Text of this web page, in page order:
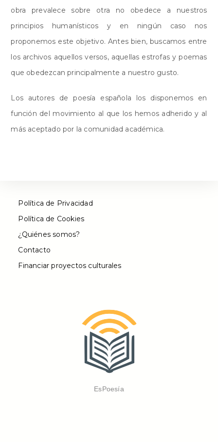
obra prevalece sobre otra no obedece a nuestros
principios humanísticos y en ningún caso nos
proponemos este objetivo. Antes bien, buscamos entre
los archivos aquellos versos, aquellas estrofas y poemas
que obedezcan principalmente a nuestro gusto.
Los autores de poesía española los disponemos en
función del movimiento al que los hemos adherido y al
más aceptado por la comunidad académica.
Política de Privacidad
Política de Cookies
¿Quiénes somos?
Contacto
Financiar proyectos culturales
EsPoesía